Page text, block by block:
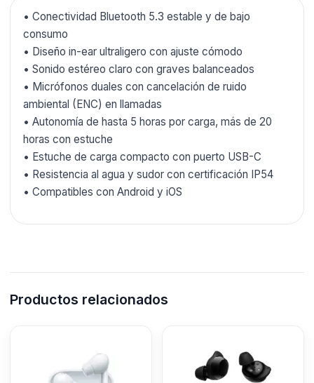
• Conectividad Bluetooth 5.3 estable y de bajo
consumo
• Diseño in-ear ultraligero con ajuste cómodo
• Sonido estéreo claro con graves balanceados
• Micrófonos duales con cancelación de ruido
ambiental (ENC) en llamadas
• Autonomía de hasta 5 horas por carga, más de 20
horas con estuche
• Estuche de carga compacto con puerto USB-C
• Resistencia al agua y sudor con certificación IP54
• Compatibles con Android y iOS
Productos relacionados